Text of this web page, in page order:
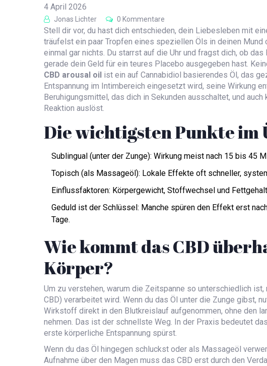
4 April 2026
Jonas Lichter 0 Kommentare
Stell dir vor, du hast dich entschieden, dein Liebesleben mit
träufelst ein paar Tropfen eines speziellen Öls in deinen
einmal gar nichts. Du starrst auf die Uhr und fragst dich, ob
gerade dein Geld für ein teures Placebo ausgegeben hast.
CBD arousal oil ist ein auf Cannabidiol basierendes Öl, das
Entspannung im Intimbereich eingesetzt wird, seine Wirkung
Beruhigungsmittel, das dich in Sekunden ausschaltet, und
Reaktion auslöst.
Die wichtigsten Punkte im
Sublingual (unter der Zunge): Wirkung meist nach 15 bis 45
Topisch (als Massageöl): Lokale Effekte oft schneller,
Einflussfaktoren: Körpergewicht, Stoffwechsel und
Geduld ist der Schlüssel: Manche spüren den Effekt erst
Tage.
Wie kommt das CBD
Körper?
Um zu verstehen, warum die Zeitspanne so unterschiedlich
CBD) verarbeitet wird. Wenn du das Öl unter die Zunge gibst,
Wirkstoff direkt in den Blutkreislauf aufgenommen, ohne den
nehmen. Das ist der schnellste Weg. In der Praxis bedeutet
erste körperliche Entspannung spürst.
Wenn du das Öl hingegen schluckst oder als Massageöl
Aufnahme über den Magen muss das CBD erst durch den